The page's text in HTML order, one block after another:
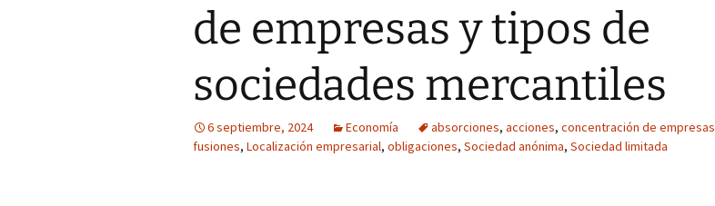
de empresas y tipos de
sociedades mercantiles
6 septiembre, 2024 Economía absorciones, acciones, concentración de empresas
fusiones, Localización empresarial, obligaciones, Sociedad anónima, Sociedad limitada